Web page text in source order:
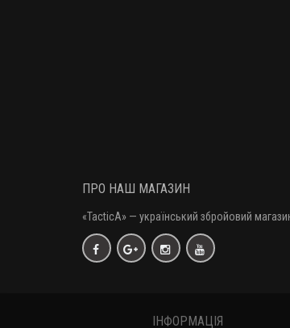
ПРО НАШ МАГАЗИН
«TacticA» — український збройовий
ІНФОРМАЦІЯ